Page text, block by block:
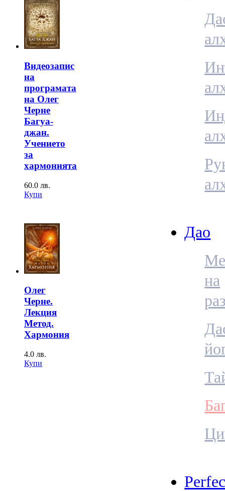
Дао
на
Видеозапис
на
програмата
на Олег
Черне
Багуа-
джан.
Учението
за
хармонията
60.0 лв.
Купи
Олег
Черне.
Лекция
Метод.
Хармония
4.0 лв.
Купи